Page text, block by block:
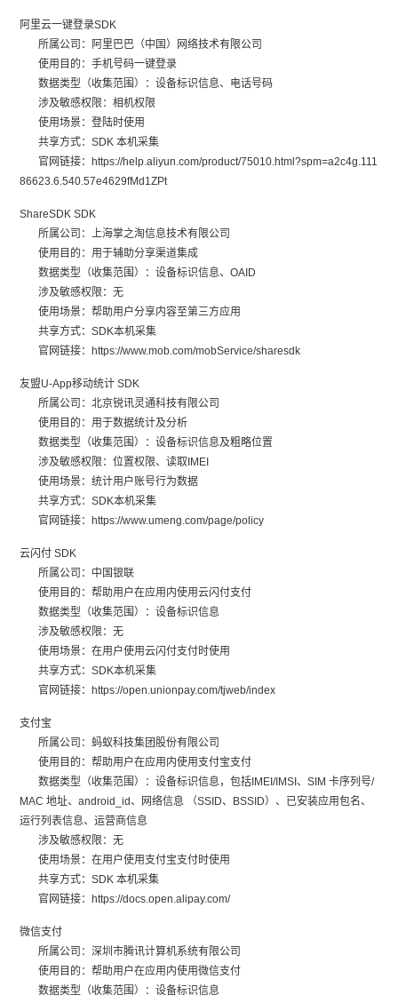
阿里云一键登录SDK
所属公司：阿里巴巴（中国）网络技术有限公司
使用目的：手机号码一键登录
数据类型（收集范围）：设备标识信息、电话号码
涉及敏感权限：相机权限
使用场景：登陆时使用
共享方式：SDK 本机采集
官网链接：https://help.aliyun.com/product/75010.html?spm=a2c4g.111
86623.6.540.57e4629fMd1ZPt
ShareSDK SDK
所属公司：上海掌之淘信息技术有限公司
使用目的：用于辅助分享渠道集成
数据类型（收集范围）：设备标识信息、OAID
涉及敏感权限：无
使用场景：帮助用户分享内容至第三方应用
共享方式：SDK本机采集
官网链接：https://www.mob.com/mobService/sharesdk
友盟U-App移动统计 SDK
所属公司：北京锐讯灵通科技有限公司
使用目的：用于数据统计及分析
数据类型（收集范围）：设备标识信息及粗略位置
涉及敏感权限：位置权限、读取IMEI
使用场景：统计用户账号行为数据
共享方式：SDK本机采集
官网链接：https://www.umeng.com/page/policy
云闪付 SDK
所属公司：中国银联
使用目的：帮助用户在应用内使用云闪付支付
数据类型（收集范围）：设备标识信息
涉及敏感权限：无
使用场景：在用户使用云闪付支付时使用
共享方式：SDK本机采集
官网链接：https://open.unionpay.com/tjweb/index
支付宝
所属公司：蚂蚁科技集团股份有限公司
使用目的：帮助用户在应用内使用支付宝支付
数据类型（收集范围）：设备标识信息，包括IMEI/IMSI、SIM 卡序列号/
MAC 地址、android_id、网络信息 （SSID、BSSID）、已安装应用包名、
运行列表信息、运营商信息
涉及敏感权限：无
使用场景：在用户使用支付宝支付时使用
共享方式：SDK 本机采集
官网链接：https://docs.open.alipay.com/
微信支付
所属公司：深圳市腾讯计算机系统有限公司
使用目的：帮助用户在应用内使用微信支付
数据类型（收集范围）：设备标识信息